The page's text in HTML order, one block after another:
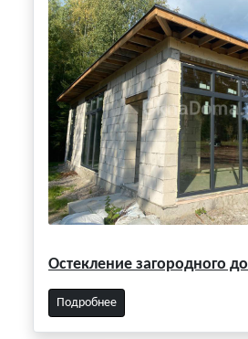
Остекление загородного
Подробнее